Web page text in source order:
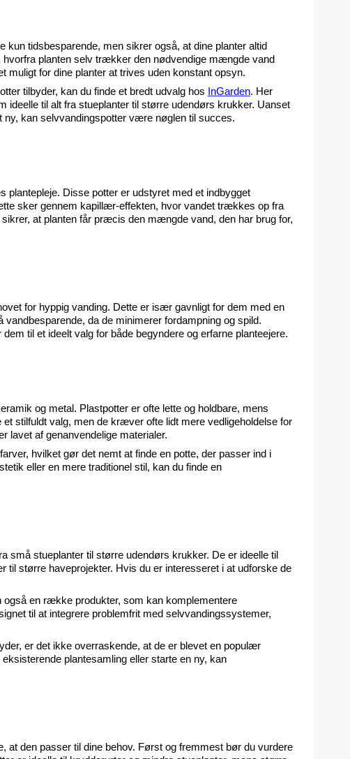
tidsbesparende, men sikrer også, at dine planter altid
planten selv trækker den nødvendige mængde vand
muligt for dine planter at trives uden konstant opsyn.
tilbyder, kan du finde et bredt udvalg hos
InGarden. Her
ideelle til alt fra stueplanter til større udendørs krukker. Uanset
ny, kan selvvandingspotter være nøglen til succes.
plantepleje. Disse potter er udstyret med et indbygget
sker gennem kapillær-effekten, hvor vandet trækkes op fra
at planten får præcis den mængde vand, den har brug for,
for hyppig vanding. Dette er især gavnligt for dem med en
da de minimerer fordampning og spild.
til et ideelt valg for både begyndere og erfarne planteejere.
og metal. Plastpotter er ofte lette og holdbare, mens
stilfuldt valg, men de kræver ofte lidt mere vedligeholdelse for
lavet af genanvendelige materialer.
hvilket gør det nemt at finde en potte, der passer ind i
eller en mere traditionel stil, kan du finde en
små stueplanter til større udendørs krukker. De er ideelle til
til større haveprojekter. Hvis du er interesseret i at udforske de
en række produkter, som kan komplementere
til at integrere problemfrit med selvvandingssystemer,
er det ikke overraskende, at de er blevet en populær
plantesamling eller starte en ny, kan
den passer til dine behov. Først og fremmest bør du vurdere